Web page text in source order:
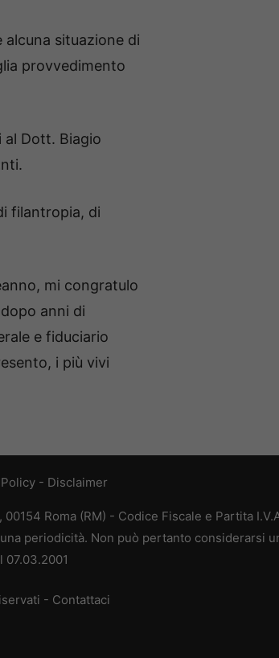
alcuna situazione di
provvedimento
Dott. Biagio
filantropia, di
mi congratulo
anni di
e fiduciario
i più vivi
- Disclaimer
Roma (RM) - Codice Fiscale e Partita
periodicità. Non può pertanto considerarsi
07.03.2001
- Contattaci